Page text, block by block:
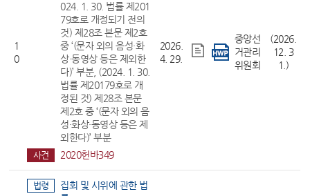
1
0
024. 1. 30. 법률 제201
79호로 개정되기 전의
것) 제28조 본문 제2호
중 ‘(문자 외의 음성·화
상·동영상 등은 제외한
다)’ 부분, (2024. 1. 30.
법률 제20179호로 개
정된 것) 제28조 본문
제2호 중 ‘(문자 외의 음
성·화상·동영상 등은 제
외한다)’ 부분
사건 2020헌바349
2026.
4. 29.
중앙선
거관리
위원회
(2026.
12. 3
1.)
법령
집회 및 시위에 관한 법